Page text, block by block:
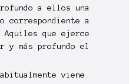
a ellos una
correspondiente a
que ejerce
y más profundo el
viene